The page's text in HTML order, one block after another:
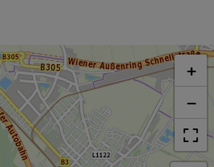
+
−